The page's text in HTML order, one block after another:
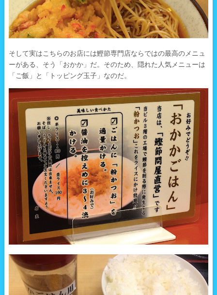
そして実はこちらのお店には鰹節専門店ならではの最高のメニュ
ーがある、そう「おかか」だ。そのため、隠れた人気メニューは
「ご飯」と「トッピング玉子」なのだ。